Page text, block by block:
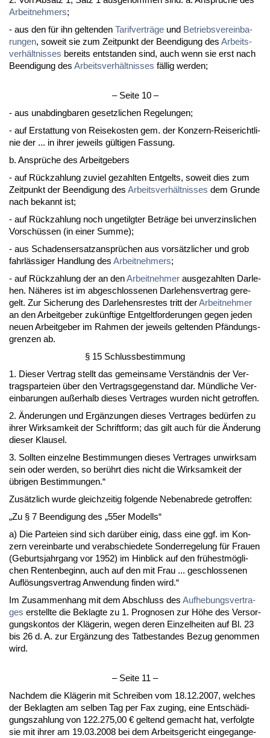
Ar­beit­neh­mers;
- aus den für ihn gel­ten­den Ta­rif­verträge und Be­triebs­ver­ein­ba­
run­gen, so­weit sie zum Zeit­punkt der Be­en­di­gung des Ar­beits­
verhält­nis­ses be­reits ent­stan­den sind, auch wenn sie erst nach
Be­en­di­gung des Ar­beits­verhält­nis­ses fällig wer­den;
– Sei­te 10 –
- aus un­ab­ding­ba­ren ge­setz­li­chen Re­ge­lun­gen;
- auf Er­stat­tung von Rei­se­kos­ten gem. der Kon­zern-Rei­se­richt­li­
nie der ... in ih­rer je­weils gülti­gen Fas­sung.
b. Ansprüche des Ar­beit­ge­bers
- auf Rück­zah­lung zu­viel ge­zahl­ten Ent­gelts, so­weit dies zum
Zeit­punkt der Be­en­di­gung des Ar­beits­verhält­nis­ses dem Grun­de
nach be­kannt ist;
- auf Rück­zah­lung noch un­ge­tilg­ter Beträge bei un­ver­zins­li­chen
Vorschüssen (in ei­ner Sum­me);
- aus Scha­dens­er­satz­ansprüchen aus vorsätz­li­cher und grob
fahrlässi­ger Hand­lung des Ar­beit­neh­mers;
- auf Rück­zah­lung der an denAr­beit­neh­mer aus­ge­zahl­ten Dar­le­
hen. Nähe­res ist im ab­ge­schlos­se­nen Dar­le­hens­ver­trag ge­re­
gelt. Zur Si­che­rung des Dar­le­hens­res­tes tritt derAr­beit­neh­mer
an den Ar­beit­ge­ber zukünf­ti­ge Ent­gelt­for­de­run­gen ge­gen je­den
neu­en Ar­beit­ge­ber im Rah­men der je­weils gel­ten­den Pfändungs­
gren­zen ab.
§ 15 Schluss­be­stim­mung
1. Die­ser Ver­trag stellt das ge­mein­sa­me Verständ­nis der Ver­
trags­par­tei­en über den Ver­trags­ge­gen­stand dar. Münd­li­che Ver­
ein­ba­run­gen außer­halb die­ses Ver­tra­ges wur­den nicht ge­trof­fen.
2. Ände­run­gen und Ergänzun­gen die­ses Ver­tra­ges bedürfen zu
ih­rer Wirk­sam­keit der Schrift­form; das gilt auch für die Ände­rung
die­ser Klau­sel.
3. Soll­ten ein­zel­ne Be­stim­mun­gen die­ses Ver­tra­ges un­wirk­sam
sein oder wer­den, so berührt dies nicht die Wirk­sam­keit der
übri­gen Be­stim­mun­gen.“
Zusätz­lich wur­de gleich­zei­tig fol­gen­de Ne­ben­ab­re­de ge­trof­fen:
„Zu § 7 Be­en­di­gung des „55er Mo­dells“
a) Die Par­tei­en sind sich darüber ei­nig, dass ei­ne ggf. im Kon­
zern ver­ein­bar­te und ver­ab­schie­de­te Son­der­re­ge­lung für Frau­en
(Ge­burts­jahr­gang vor 1952) im Hin­blick auf den frühestmögli­
chen Ren­ten­be­ginn, auch auf den mit Frau ... ge­schlos­se­nen
Auflösungs­ver­trag An­wen­dung fin­den wird.“
Im Zu­sam­men­hang mit dem Ab­schluss des Auf­he­bungs­ver­tra­
ges er­stell­te die Be­klag­te zu 1. Pro­gno­sen zur Höhe des Ver­sor­
gungs­kon­tos der Kläge­rin, we­gen de­ren Ein­zel­hei­ten auf Bl. 23
bis 26 d. A. zur Ergänzung des Tat­be­stan­des Be­zug ge­nom­men
wird.
– Sei­te 11 –
Nach­dem die Kläge­rin mit Schrei­ben vom 18.12.2007, wel­ches
der Be­klag­ten am sel­ben Tag per Fax zu­ging, ei­ne Entschädi­
gungs­zah­lung von 122.275,00 € gel­tend ge­macht hat, ver­folg­te
sie mit ih­rer am 19.03.2008 bei dem Ar­beits­ge­richt ein­ge­gan­ge­